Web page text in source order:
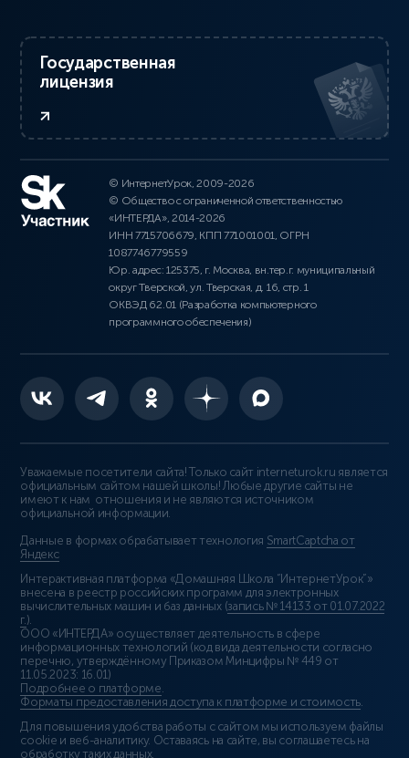
Государственная
лицензия
© ИнтернетУрок, 2009-2026
© Общество с ограниченной ответственностью
«ИНТЕРДА», 2014-2026
ИНН 7715706679, КПП 771001001, ОГРН
1087746779559
Юр. адрес: 125375, г. Москва, вн.тер.г. муниципальный
округ Тверской, ул. Тверская, д. 16, стр. 1
ОКВЭД 62.01 (Разработка компьютерного
программного обеспечения)
Уважаемые посетители сайта! Только сайт interneturok.ru является
официальным сайтом нашей школы! Любые другие сайты не
имеют к нам отношения и не являются источником
официальной информации.
Данные в формах обрабатывает технология SmartCaptcha от
Яндекс
Интерактивная платформа «Домашняя Школа “ИнтернетУрок”»
внесена в реестр российских программ для электронных
вычислительных машин и баз данных (запись № 14133 от 01.07.2022
г. ).
ООО «ИНТЕРДА» осуществляет деятельность в сфере
информационных технологий (код вида деятельности согласно
перечню, утверждённому Приказом Минцифры № 449 от
11.05.2023: 16.01)
Подробнее о платформе
Форматы предоставления доступа к платформе и стоимость
Для повышения удобства работы с сайтом мы используем файлы
cookie и веб-аналитику. Оставаясь на сайте, вы соглашаетесь на
обработку таких данных.